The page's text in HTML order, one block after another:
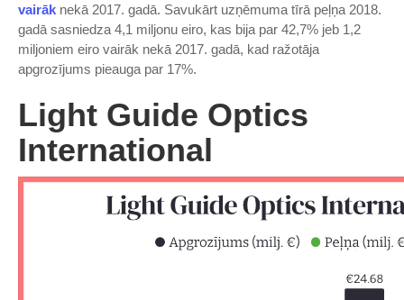
vairāk nekā 2017. gadā. Savukārt uzņēmuma tīrā peļņa 2018.
gadā sasniedza 4,1 miljonu eiro, kas bija par 42,7% jeb 1,2
miljoniem eiro vairāk nekā 2017. gadā, kad ražotāja
apgrozījums pieauga par 17%.
Light Guide Optics
International